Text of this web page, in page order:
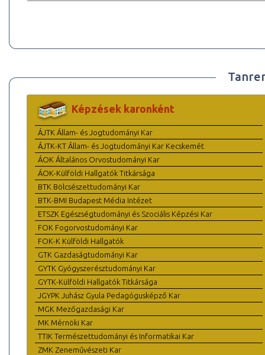
Képzések karonként
ÁJTK Állam- és Jogtudományi Kar
ÁJTK-KT Állam- és Jogtudományi Kar Kecskemét
ÁOK Általános Orvostudományi Kar
ÁOK-Külföldi Hallgatók Titkársága
BTK Bölcsészettudományi Kar
BTK-BMI Budapest Média Intézet
ETSZK Egészségtudományi és Szociális Képzési Kar
FOK Fogorvostudományi Kar
FOK-K Külföldi Hallgatók
GTK Gazdaságtudományi Kar
GYTK Gyógyszerésztudományi Kar
GYTK-Külföldi Hallgatók Titkársága
JGYPK Juhász Gyula Pedagógusképző Kar
MGK Mezőgazdasági Kar
MK Mérnöki Kar
TTIK Természettudományi és Informatikai Kar
ZMK Zeneművészeti Kar